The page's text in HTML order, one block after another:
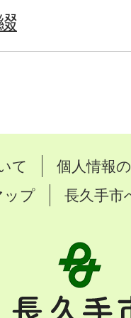
て
個人情報
ップ
長久手市
手